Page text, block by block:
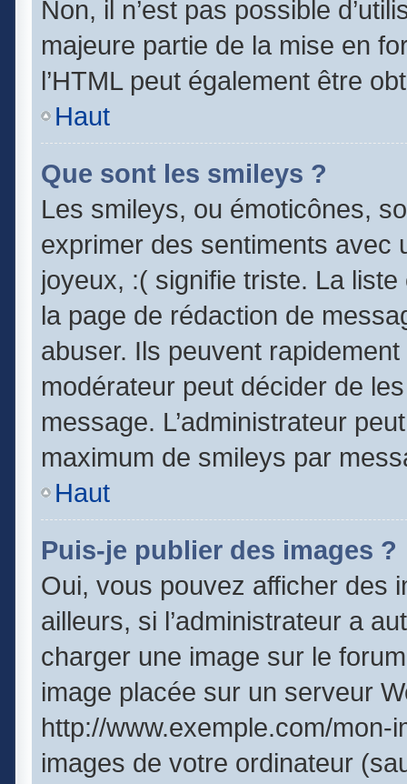
Non, il n’est pas possible
majeure partie de la mise en
l’HTML peut également être
Haut
Que sont les smileys ?
Les smileys, ou émoticônes,
exprimer des sentiments avec
joyeux, :( signifie triste. La
la page de rédaction de
abuser. Ils peuvent
modérateur peut décider de
message. L’administrateur
maximum de smileys par
Haut
Puis-je publier des images ?
Oui, vous pouvez afficher des
ailleurs, si l’administrateur a
charger une image sur le
image placée sur un serveur
http://www.exemple.com/
images de votre ordinateur